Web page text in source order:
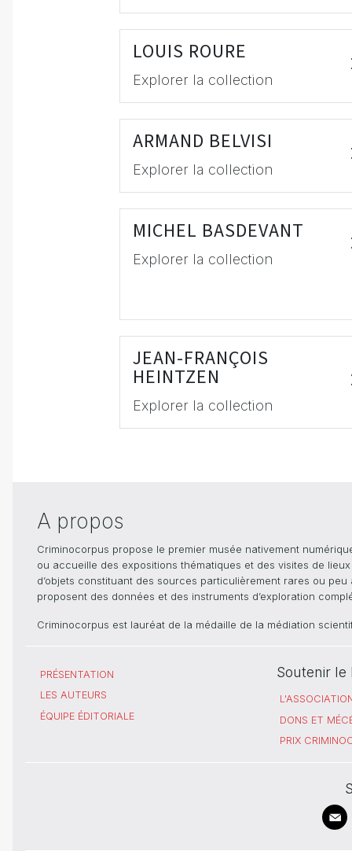
LOUIS ROURE
Explorer la collection
ARMAND BELVISI
Explorer la collection
MICHEL BASDEVANT
Explorer la collection
JEAN-FRANÇOIS
HEINTZEN
Explorer la collection
A propos
Criminocorpus propose le premier musée nativement
ou accueille des expositions thématiques et des visites de
d’objets constituant des sources particulièrement rares ou
proposent des données et des instruments d’exploration
Criminocorpus est lauréat de la médaille de la médiation
PRÉSENTATION
LES AUTEURS
ÉQUIPE ÉDITORIALE
Soutenir le
DONS ET
PRIX